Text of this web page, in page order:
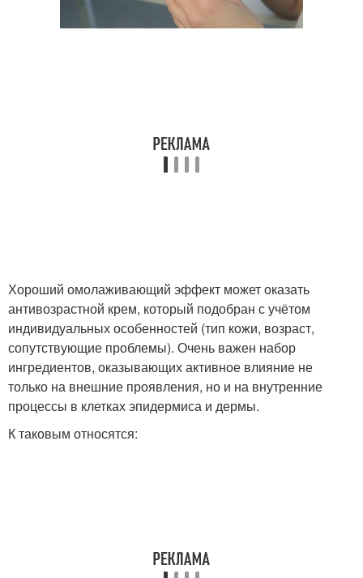
Хороший омолаживающий эффект может оказать
антивозрастной крем, который подобран с учётом
индивидуальных особенностей (тип кожи, возраст,
сопутствующие проблемы). Очень важен набор
ингредиентов, оказывающих активное влияние не
только на внешние проявления, но и на внутренние
процессы в клетках эпидермиса и дермы.
К таковым относятся: